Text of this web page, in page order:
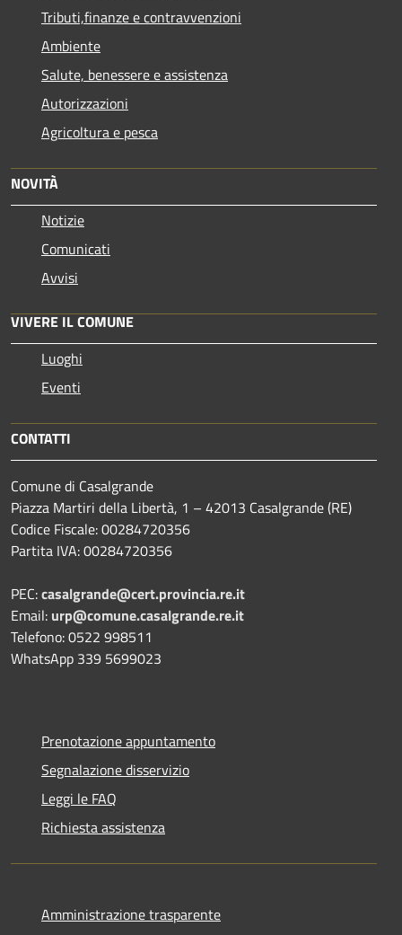
Tributi,finanze e contravvenzioni
Ambiente
Salute, benessere e assistenza
Autorizzazioni
Agricoltura e pesca
NOVITÀ
Notizie
Comunicati
Avvisi
VIVERE IL COMUNE
Luoghi
Eventi
CONTATTI
Comune di Casalgrande
Piazza Martiri della Libertà, 1 – 42013 Casalgrande (RE)
Codice Fiscale: 00284720356
Partita IVA: 00284720356
PEC:casalgrande@cert.provincia.re.it
Email: urp@comune.casalgrande.re.it
Telefono: 0522 998511
WhatsApp 339 5699023
Prenotazione appuntamento
Segnalazione disservizio
Leggi le FAQ
Richiesta assistenza
Amministrazione trasparente